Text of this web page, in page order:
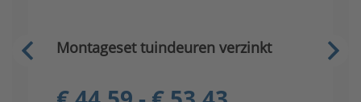
Montageset tuindeuren verzinkt